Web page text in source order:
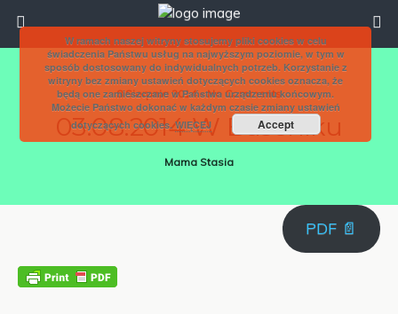
8 Sierpnia 2014 • No Comments
03.08.2014 W Baseniku
Mama Stasia
PDF 📄
W ramach naszej witryny stosujemy pliki cookies w celu
świadczenia Państwu usług na najwyższym poziomie, w tym w
sposób dostosowany do indywidualnych potrzeb. Korzystanie z
witryny bez zmiany ustawień dotyczących cookies oznacza, że
będą one zamieszczane w Państwa urządzeniu końcowym.
Możecie Państwo dokonać w każdym czasie zmiany ustawień
dotyczących cookies.WIĘCEJ Accept